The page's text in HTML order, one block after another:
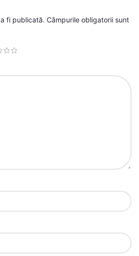
fi publicată. Câmpurile obligatorii sunt